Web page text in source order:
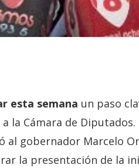
esta semana un paso
a la Cámara de
al gobernador Marcelo
la presentación de la